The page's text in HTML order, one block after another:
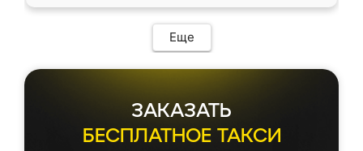
Еще
ЗАКАЗАТЬ
БЕСПЛАТНОЕ ТАКСИ